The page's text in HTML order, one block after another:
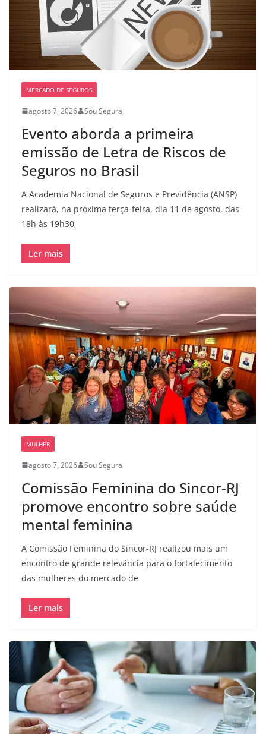
MERCADO DE SEGUROS
agosto 7, 2026 Sou Segura
Evento aborda a primeira
emissão de Letra de Riscos de
Seguros no Brasil
A Academia Nacional de Seguros e Previdência (ANSP)
realizará, na próxima terça-feira, dia 11 de agosto, das
18h às 19h30,
Ler mais
MULHER
agosto 7, 2026 Sou Segura
Comissão Feminina do Sincor-RJ
promove encontro sobre saúde
mental feminina
A Comissão Feminina do Sincor-RJ realizou mais um
encontro de grande relevância para o fortalecimento
das mulheres do mercado de
Ler mais